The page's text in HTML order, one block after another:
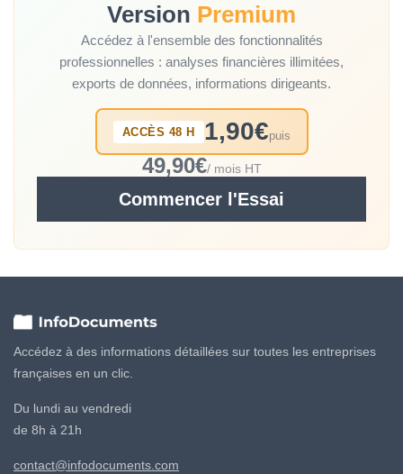
Version Premium
Accédez à l'ensemble des fonctionnalités
professionnelles : analyses financières illimitées,
exports de données, informations dirigeants.
ACCÈS 48 H 1,90€puis
49,90€/ mois HT
Commencer l'Essai
Accédez à des informations détaillées sur toutes les entreprises
françaises en un clic.
Du lundi au vendredi
de 8h à 21h
contact@infodocuments.com